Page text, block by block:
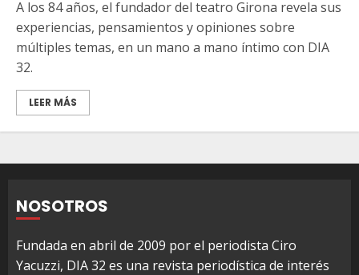
A los 84 años, el fundador del teatro Girona revela sus
experiencias, pensamientos y opiniones sobre
múltiples temas, en un mano a mano íntimo con DIA
32.
LEER MÁS
NOSOTROS
Fundada en abril de 2009 por el periodista Ciro
Yacuzzi, DIA 32 es una revista periodística de interés